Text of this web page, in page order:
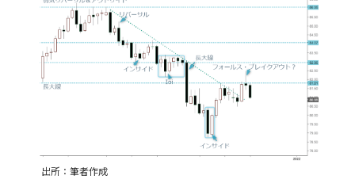
出所：筆者作成